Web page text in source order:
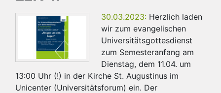
30.03.2023: Herzlich laden
wir zum evangelischen
Universitätsgottesdienst
zum Semesteranfang am
Dienstag, dem 11.04. um
13:00 Uhr (!) in der Kirche St. Augustinus im
Unicenter (Universitätsforum) ein. Der